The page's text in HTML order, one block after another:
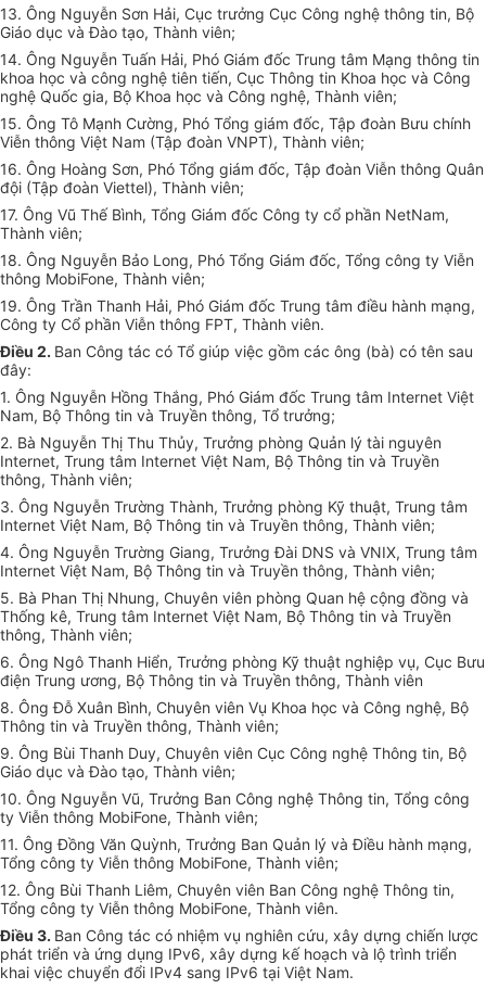
13. Ông Nguyễn Sơn Hải, Cục trưởng Cục Công nghệ thông tin, Bộ
Giáo dục và Đào tạo, Thành viên;
14. Ông Nguyễn Tuấn Hải, Phó Giám đốc Trung tâm Mạng thông tin
khoa học và công nghệ tiên tiến, Cục Thông tin Khoa học và Công
nghệ Quốc gia, Bộ Khoa học và Công nghệ, Thành viên;
15. Ông Tô Mạnh Cường, Phó Tổng giám đốc, Tập đoàn Bưu chính
Viễn thông Việt Nam (Tập đoàn VNPT), Thành viên;
16. Ông Hoàng Sơn, Phó Tổng giám đốc, Tập đoàn Viễn thông Quân
đội (Tập đoàn Viettel), Thành viên;
17. Ông Vũ Thế Bình, Tổng Giám đốc Công ty cổ phần NetNam,
Thành viên;
18. Ông Nguyễn Bảo Long, Phó Tổng Giám đốc, Tổng công ty Viễn
thông MobiFone, Thành viên;
19. Ông Trần Thanh Hải, Phó Giám đốc Trung tâm điều hành mạng,
Công ty Cổ phần Viễn thông FPT, Thành viên.
Điều 2. Ban Công tác có Tổ giúp việc gồm các ông (bà) có tên sau
đây:
1. Ông Nguyễn Hồng Thắng, Phó Giám đốc Trung tâm Internet Việt
Nam, Bộ Thông tin và Truyền thông, Tổ trưởng;
2. Bà Nguyễn Thị Thu Thủy, Trưởng phòng Quản lý tài nguyên
Internet, Trung tâm Internet Việt Nam, Bộ Thông tin và Truyền
thông, Thành viên;
3. Ông Nguyễn Trường Thành, Trưởng phòng Kỹ thuật, Trung tâm
Internet Việt Nam, Bộ Thông tin và Truyền thông, Thành viên;
4. Ông Nguyễn Trường Giang, Trưởng Đài DNS và VNIX, Trung tâm
Internet Việt Nam, Bộ Thông tin và Truyền thông, Thành viên;
5. Bà Phan Thị Nhung, Chuyên viên phòng Quan hệ cộng đồng và
Thống kê, Trung tâm Internet Việt Nam, Bộ Thông tin và Truyền
thông, Thành viên;
6. Ông Ngô Thanh Hiển, Trưởng phòng Kỹ thuật nghiệp vụ, Cục Bưu
điện Trung ương, Bộ Thông tin và Truyền thông, Thành viên
8. Ông Đỗ Xuân Bình, Chuyên viên Vụ Khoa học và Công nghệ, Bộ
Thông tin và Truyền thông, Thành viên;
9. Ông Bùi Thanh Duy, Chuyên viên Cục Công nghệ Thông tin, Bộ
Giáo dục và Đào tạo, Thành viên;
10. Ông Nguyễn Vũ, Trưởng Ban Công nghệ Thông tin, Tổng công
ty Viễn thông MobiFone, Thành viên;
11. Ông Đồng Văn Quỳnh, Trưởng Ban Quản lý và Điều hành mạng,
Tổng công ty Viễn thông MobiFone, Thành viên;
12. Ông Bùi Thanh Liêm, Chuyên viên Ban Công nghệ Thông tin,
Tổng công ty Viễn thông MobiFone, Thành viên.
Điều 3. Ban Công tác có nhiệm vụ nghiên cứu, xây dựng chiến lược
phát triển và ứng dụng IPv6, xây dựng kế hoạch và lộ trình triển
khai việc chuyển đổi IPv4 sang IPv6 tại Việt Nam.